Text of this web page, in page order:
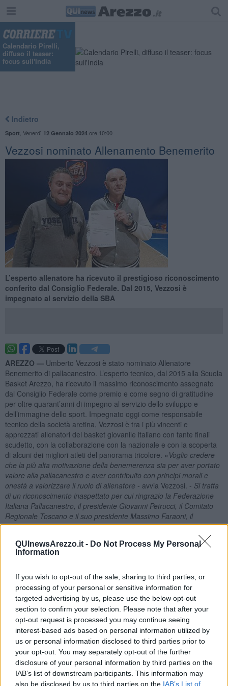
QUInewsArezzo.it - Do Not Process My Personal
Information
If you wish to opt-out of the sale, sharing to third parties, or
processing of your personal or sensitive information for
targeted advertising by us, please use the below opt-out
section to confirm your selection. Please note that after your
opt-out request is processed you may continue seeing
interest-based ads based on personal information utilized by
us or personal information disclosed to third parties prior to
your opt-out. You may separately opt-out of the further
disclosure of your personal information by third parties on the
IAB’s list of downstream participants. This information may
also be disclosed by us to third parties on the IAB’s List of
Calendario Pirelli,
diffuso il teaser:
focus sull'India
Indietro
Sport Venerdì 12 Gennaio 2024ore 10:00
​Vezzosi nominato Allenamento Benemerito
L’esperto allenatore ha ricevuto il prestigioso riconoscimento
conferito dal Consiglio Federale. Dal 2015, Vezzosi è
impegnato al servizio della SBA
AREZZO — Umberto Vezzosi è stato nominato Allenatore
Benemerito di pallacanestro. L’esperto tecnico, dal 2015 alla Scuola
Basket Arezzo, ha ricevuto il massimo riconoscimento assegnato
dal Consiglio Federale come premio e come segno di gratitudine
per oltre quarant’anni di impegno al servizio dello sviluppo e
dell’immagine dello sport. Impegnato oggi come responsabile
tecnico della società aretina, Vezzosi è tra i più vincenti e
apprezzati allenatori del basket giovanile italiano con tante finali
scudetto, con la collaborazione con la nazionale e con la scoperta
di alcuni dei migliori atleti del panorama tricolore. « Voglio credere
che la più alta motivazione della benemerenza sia per aver portato
valore alla pallacanestro e aver contribuito con principi morali e
onestà a valorizzare il ruolo di allenatore - avvia Vezzosi. - Si tratta
di un riconoscimento inaspettato per cui ringrazio la Federazione
Italiana Pallacanestro, il presidente Giovanni Petrucci, il Comitato
Regionale Toscano e il suo presidente Massimo Faraoni, il
Comitato Allenatori Nazionale e Regionale, e tutti coloro che hanno
proposto e approvato la mia nomina ad Allenatore Benemerito ».
La carriera da allenatore di Vezzosi ha preso il via nel 1981 al
passaggi alla Mens Sana Siena chiamato da Luca Finetti, alla Galli
San Giovanni Valdarno, all’Abc Castelfiorentino dove ha ricevuto da
Nedo Betti il primo ruolo di grande responsabilità tecnica, alla Virtus
Siena del presidente Fabio Bruttini dove è rimasto per ben sedici
anni e, infine, alla Scuola Basket Arezzo in virtù dell’incondizionata
fiducia del presidente Mauro Castelli. Questo cammino è stato
arricchito dall’incontro con personalità della pallacanestro tricolore
quali il consigliere federale della Toscana Fosco Carloni che ha
permesso al tecnico di trovare soddisfazione e valorizzazione
anche a livello regionale, Roberto Di Lorenzo per la chiamata con
le nazionali giovanili nel 1989 e Gaetano Gebbia per la possibilità di